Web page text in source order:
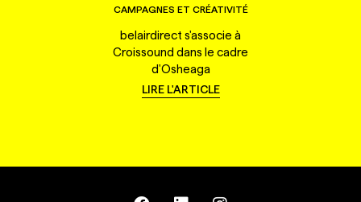
CAMPAGNES ET CRÉATIVITÉ
belairdirect s'associe à
Croissound dans le cadre
d'Osheaga
LIRE L'ARTICLE